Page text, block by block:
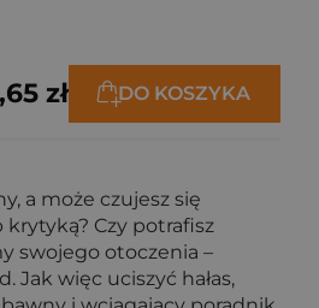
zł DO KOSZYKA
a może czujesz się
Czy potrafisz
swojego otoczenia –
Jak więc uciszyć hałas,